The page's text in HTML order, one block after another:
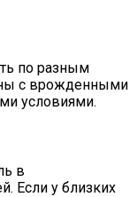
по разным
с врожденными
условиями.
в
Если у близких